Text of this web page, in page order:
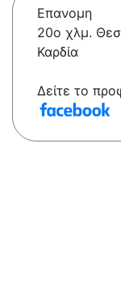
Επανομη
20ο χλμ.
Καρδία
Δείτε το